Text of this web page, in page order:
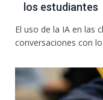
los estudiantes
El uso de la IA en las
conversaciones con